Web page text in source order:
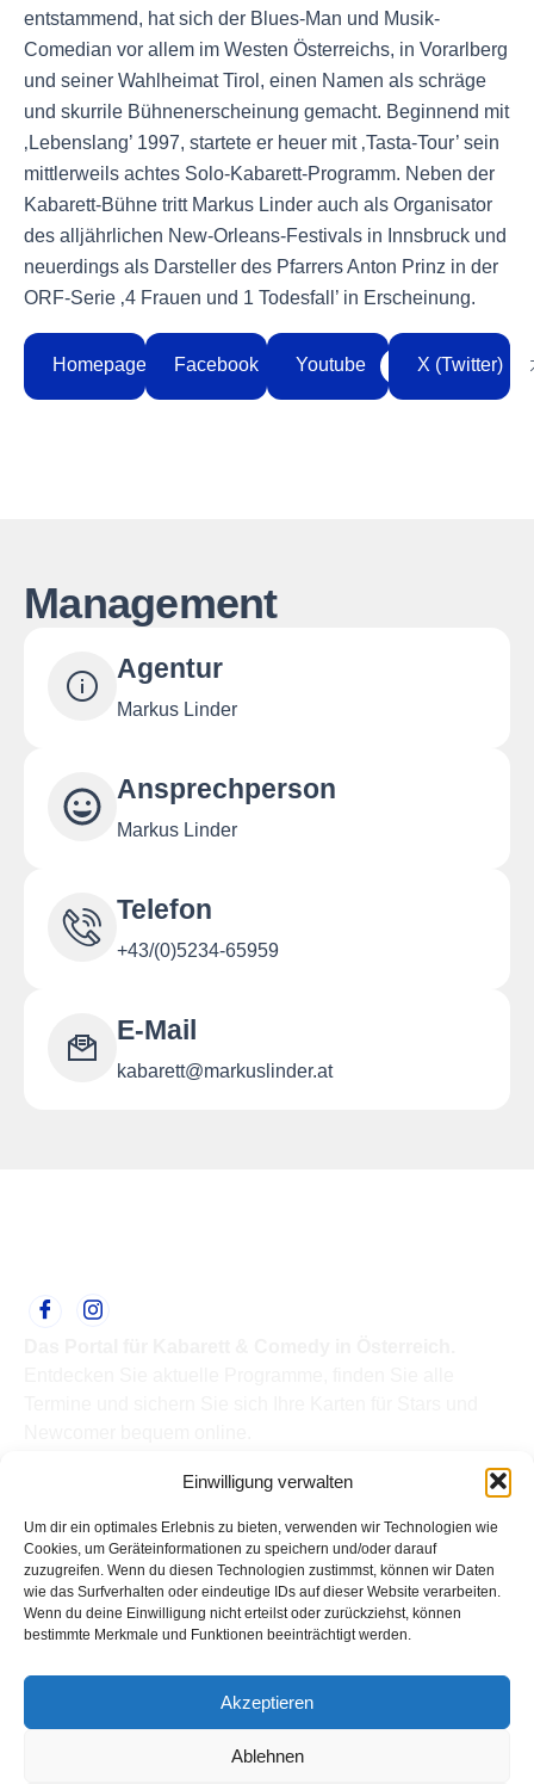
Einwilligung verwalten
Um dir ein optimales Erlebnis zu bieten, verwenden wir Technologien wie
Cookies, um Geräteinformationen zu speichern und/oder darauf
zuzugreifen. Wenn du diesen Technologien zustimmst, können wir Daten
wie das Surfverhalten oder eindeutige IDs auf dieser Website verarbeiten.
Wenn du deine Einwilligung nicht erteilst oder zurückziehst, können
bestimmte Merkmale und Funktionen beeinträchtigt werden.
Akzeptieren
Ablehnen
entstammend, hat sich der Blues-Man und Musik-
Comedian vor allem im Westen Österreichs, in Vorarlberg
und seiner Wahlheimat Tirol, einen Namen als schräge
und skurrile Bühnenerscheinung gemacht. Beginnend mit
‚Lebenslang’ 1997, startete er heuer mit ‚Tasta-Tour’ sein
mittlerweils achtes Solo-Kabarett-Programm. Neben der
Kabarett-Bühne tritt Markus Linder auch als Organisator
des alljährlichen New-Orleans-Festivals in Innsbruck und
neuerdings als Darsteller des Pfarrers Anton Prinz in der
ORF-Serie ‚4 Frauen und 1 Todesfall’ in Erscheinung.
Homepage Facebook Youtube X (Twitter)
Management
Agentur
Markus Linder
Ansprechperson
Markus Linder
Telefon
+43/(0)5234-65959
E-Mail
kabarett@markuslinder.at
Termine
Kabarettisten
Spielorte
Top Links
Kabarettisten in Österreich: Aktuelle Stars & Programme
Support
Kontakt